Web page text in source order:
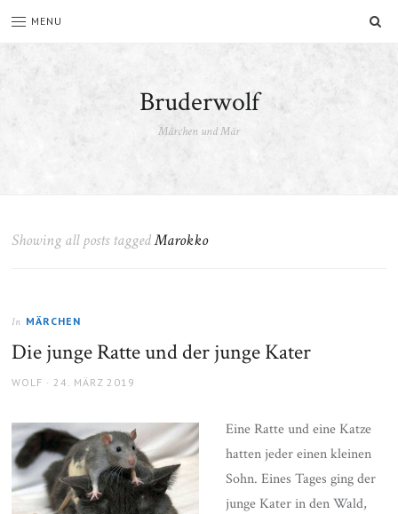
MENU
Bruderwolf
Märchen und Mär
Showing all posts taggedMarokko
In MÄRCHEN
Die junge Ratte und der junge Kater
AUTHOR
WOLF
POSTED
24. MÄRZ 2019
Eine Ratte und eine Katze
hatten jeder einen kleinen
Sohn. Eines Tages ging der
junge Kater in den Wald,